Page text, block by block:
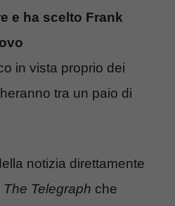
e ha scelto Frank
in vista proprio dei
tra un paio di
notizia direttamente
The Telegraph che